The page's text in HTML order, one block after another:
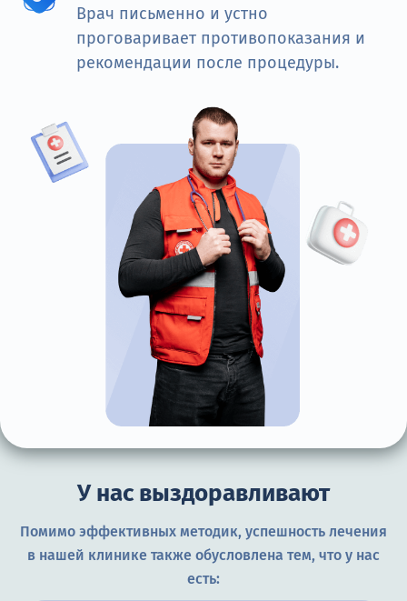
Врач письменно и устно
проговаривает противопоказания и
рекомендации после процедуры.
У нас выздоравливают
Помимо эффективных методик, успешность лечения
в нашей клинике также обусловлена тем, что у нас
есть: